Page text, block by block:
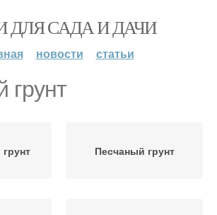
ДЛЯ САДА И ДАЧИ
новости статьи
грунт
Песчаный грунт